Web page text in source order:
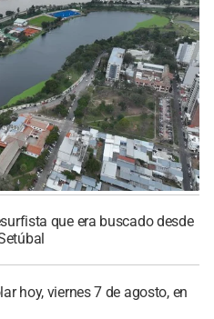
que era buscado desde
hoy, viernes 7 de agosto, en